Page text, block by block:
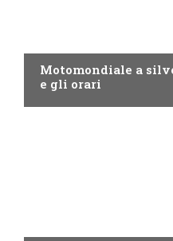
Motomondiale a
e gli orari